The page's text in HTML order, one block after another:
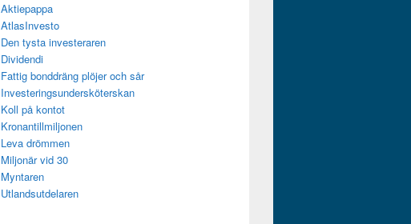
Aktiepappa
AtlasInvesto
Den tysta investeraren
Dividendi
Fattig bonddräng plöjer och sår
Investeringsundersköterskan
Koll på kontot
Kronantillmiljonen
Leva drömmen
Miljonär vid 30
Myntaren
Utlandsutdelaren